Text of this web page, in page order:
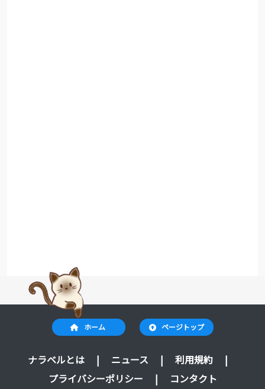
ホーム ページトップ
ナラベルとは | ニュース | 利用規約
|
プライバシーポリシー
| コンタクト